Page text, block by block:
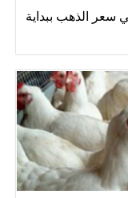
سعر الذهب ببداية